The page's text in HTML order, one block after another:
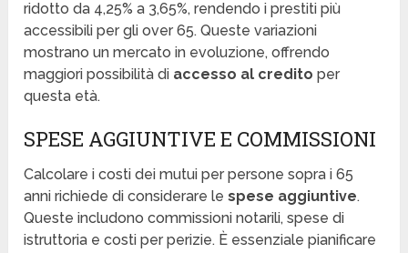
ridotto da 4,25% a 3,65%, rendendo i prestiti più
accessibili per gli over 65. Queste variazioni
mostrano un mercato in evoluzione, offrendo
maggiori possibilità di accesso al credito per
questa età.
SPESE AGGIUNTIVE E COMMISSIONI
Calcolare i costi dei mutui per persone sopra i 65
anni richiede di considerare lespese aggiuntive.
Queste includono commissioni notarili, spese di
istruttoria e costi per perizie. È essenziale pianificare